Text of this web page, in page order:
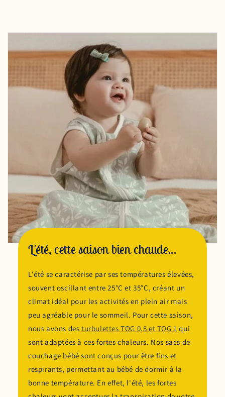
L'été, cette saison bien chaude...
L'été se caractérise par ses températures élevées,
souvent oscillant entre 25°C et 35°C, créant un
climat idéal pour les activités en plein air mais
peu agréable pour le sommeil. Pour cette saison,
nous avons des turbulettes TOG 0,5 et TOG 1 qui
sont adaptées à ces fortes chaleurs. Nos sacs de
couchage bébé sont conçus pour être fins et
respirants, permettant au bébé de dormir à la
bonne température. En effet, l'été, les fortes